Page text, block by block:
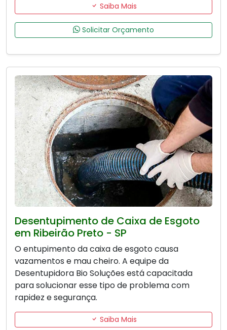
Saiba Mais
Solicitar Orçamento
Desentupimento de Caixa de Esgoto
em Ribeirão Preto - SP
O entupimento da caixa de esgoto causa
vazamentos e mau cheiro. A equipe da
Desentupidora Bio Soluções está capacitada
para solucionar esse tipo de problema com
rapidez e segurança.
Saiba Mais